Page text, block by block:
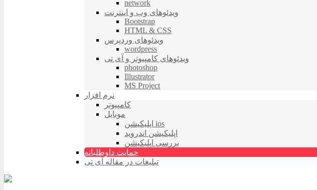
network
ویدئوهای وب و اینترنت
Bootstrap
HTML & CSS
ویدئوهای وردپرس
wordpress
ویدئوهای کامپیوتر و آی تی
photoshop
Illustrator
MS Project
نرم افزار
کامپیوتر
موبایل
اپلیکیشن ios
اپلیکیشن اندروید
بررسی اپلیکیشن
حمایت داوطلبانه
تبلیغات در مقاله آی تی